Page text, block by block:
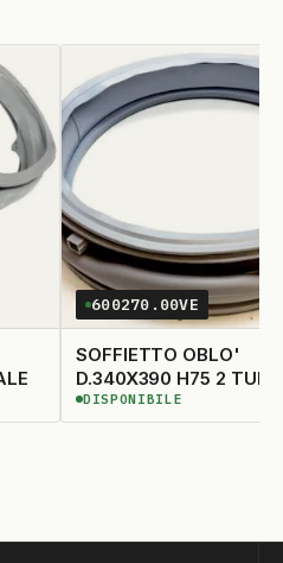
600270.00VE
SOFFIETTO OBLO'
D.340X390 H75 2
DISPONIBILE
DISPONIBILE